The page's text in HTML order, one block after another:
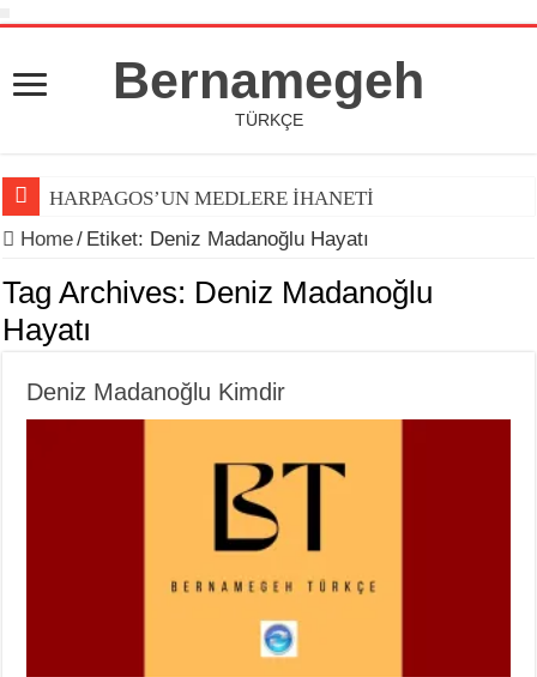
Bernamegeh
TÜRKÇE
HARPAGOS’UN MEDLERE İHANETİ
Home/ Etiket: Deniz Madanoğlu Hayatı
Tag Archives: Deniz Madanoğlu
Hayatı
Deniz Madanoğlu Kimdir